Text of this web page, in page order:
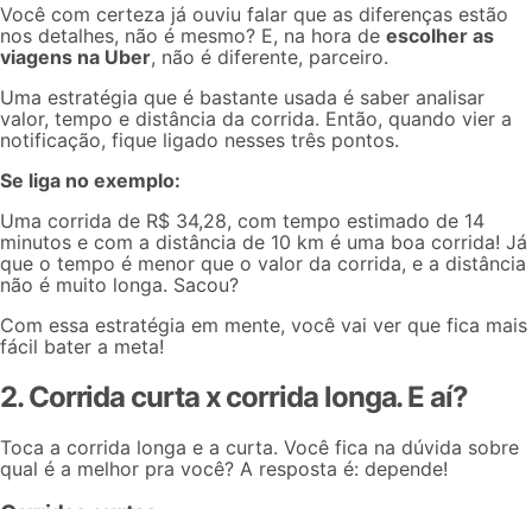
Você com certeza já ouviu falar que as diferenças estão
nos detalhes, não é mesmo? E, na hora de escolher as
viagens na Uber, não é diferente, parceiro.
Uma estratégia que é bastante usada é saber analisar
valor, tempo e distância da corrida. Então, quando vier a
notificação, fique ligado nesses três pontos.
Se liga no exemplo:
Uma corrida de R$ 34,28, com tempo estimado de 14
minutos e com a distância de 10 km é uma boa corrida! Já
que o tempo é menor que o valor da corrida, e a distância
não é muito longa. Sacou?
Com essa estratégia em mente, você vai ver que fica mais
fácil bater a meta!
2. Corrida curta x corrida longa. E aí?
Toca a corrida longa e a curta. Você fica na dúvida sobre
qual é a melhor pra você? A resposta é: depende!